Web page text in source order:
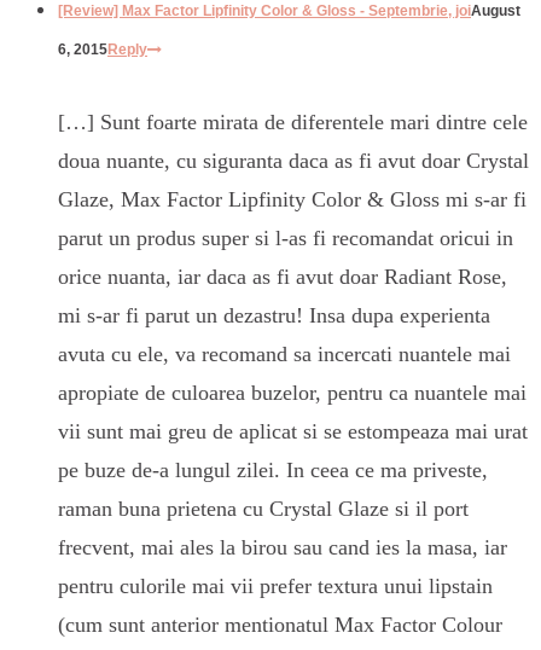
[Review] Max Factor Lipfinity Color & Gloss - Septembrie, joiAugust
6, 2015Reply
[…] Sunt foarte mirata de diferentele mari dintre cele
doua nuante, cu siguranta daca as fi avut doar Crystal
Glaze, Max Factor Lipfinity Color & Gloss mi s-ar fi
parut un produs super si l-as fi recomandat oricui in
orice nuanta, iar daca as fi avut doar Radiant Rose,
mi s-ar fi parut un dezastru! Insa dupa experienta
avuta cu ele, va recomand sa incercati nuantele mai
apropiate de culoarea buzelor, pentru ca nuantele mai
vii sunt mai greu de aplicat si se estompeaza mai urat
pe buze de-a lungul zilei. In ceea ce ma priveste,
raman buna prietena cu Crystal Glaze si il port
frecvent, mai ales la birou sau cand ies la masa, iar
pentru culorile mai vii prefer textura unui lipstain
(cum sunt anterior mentionatul Max Factor Colour